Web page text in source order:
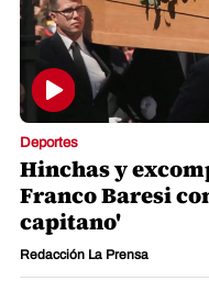
Deportes
Hinchas y
Franco Baresi
capitano'
Redacción La Prensa